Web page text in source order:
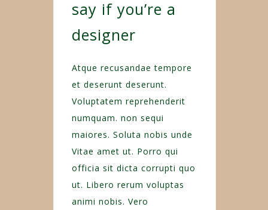
say if you’re a
designer
Atque recusandae tempore
et deserunt deserunt.
Voluptatem reprehenderit
numquam. non sequi
maiores. Soluta nobis unde
Vitae amet ut. Porro qui
officia sit dicta corrupti quo
ut. Libero rerum voluptas
animi nobis. Vero